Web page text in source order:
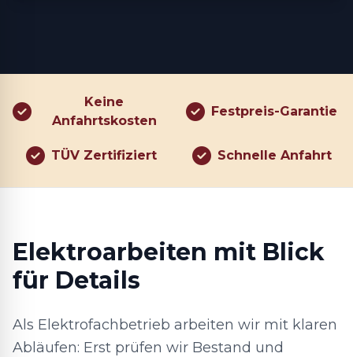
Keine
Anfahrtskosten
Festpreis-Garantie
TÜV Zertifiziert Schnelle Anfahrt
Elektroarbeiten mit Blick
für Details
Als Elektrofachbetrieb arbeiten wir mit klaren
Abläufen: Erst prüfen wir Bestand und